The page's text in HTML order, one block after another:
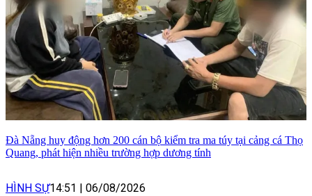
Đà Nẵng huy động hơn 200 cán bộ kiểm tra ma túy tại cảng cá Thọ
Quang, phát hiện nhiều trường hợp dương tính
HÌNH SỰ14:51 | 06/08/2026